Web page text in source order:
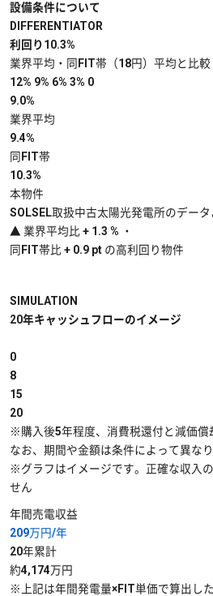
設備条件について
DIFFERENTIATOR
利回り10.3%
業界平均・同FIT帯（18円）平均と比較
12% 9% 6% 3% 0
9.0%
業界平均
9.4%
同FIT帯
10.3%
本物件
SOLSEL取扱中古太陽光発電所のデー
▲ 業界平均比 + 1.3 % ・
同FIT帯比 + 0.9 pt の高利回り物件
SIMULATION
20年キャッシュフローのイメージ
0
8
15
20
※購入後5年程度、消費税還付と減価償
なお、期間や金額は条件によって異なり
※グラフはイメージです。正確な収入
せん
年間売電収益
209万円/年
20年累計
約4,174万円
※上記は年間発電量×FIT単価で算出し